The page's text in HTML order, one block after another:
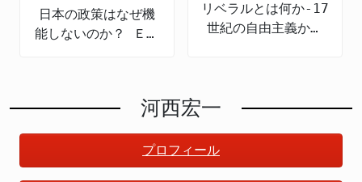
日本の政策はなぜ機
能しないのか？ ＥＢ
リベラルとは何か-17
世紀の自由主義から
河西宏一
プロフィール